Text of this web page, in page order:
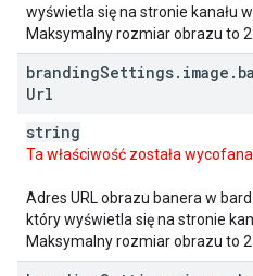
wyświetla się na stronie kanału
Maksymalny rozmiar obrazu to
brandingSettings. image .
Url
string
Ta właściwość została wycofana.
Adres URL obrazu banera w
który wyświetla się na stronie
Maksymalny rozmiar obrazu to